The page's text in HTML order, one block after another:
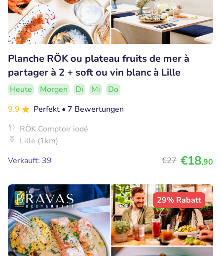
Planche RÖK ou plateau fruits de mer à
partager à 2 + soft ou vin blanc à Lille
Heute Morgen Di Mi
Do
9.9
Perfekt • 7 Bewertungen
RÖK Comptoir iodé
Lille (1km)
Verkauft: 39
€27 €18,90
29% Rabatt